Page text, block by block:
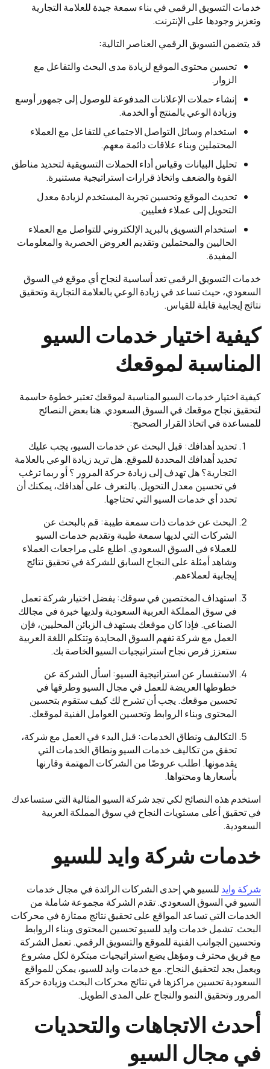
خدمات التسويق الرقمي في بناء سمعة جيدة للعلامة التجارية
وتعزيز وجودها على الإنترنت.
قد يتضمن التسويق الرقمي العناصر التالية:
تحسين محتوى الموقع لزيادة مدى البحث والتفاعل مع
الزوار.
إنشاء حملات الإعلانات المدفوعة للوصول إلى جمهور أوسع
وزيادة الوعي بالمنتج أو الخدمة.
استخدام وسائل التواصل الاجتماعي للتفاعل مع العملاء
المحتملين وبناء علاقات دائمة معهم.
تحليل البيانات وقياس أداء الحملات التسويقية لتحديد مناطق
القوة والضعف واتخاذ قرارات استراتيجية مستنيرة.
تحديث الموقع وتحسين تجربة المستخدم لزيادة معدل
التحويل إلى عملاء فعليين.
استخدام التسويق بالبريد الإلكتروني للتواصل مع العملاء
الحاليين والمحتملين وتقديم العروض الحصرية والمعلومات
المفيدة.
خدمات التسويق الرقمي تعد أساسية لنجاح أي موقع في السوق
السعودي، حيث تساعد في زيادة الوعي بالعلامة التجارية وتحقيق
نتائج إيجابية قابلة للقياس.
كيفية اختيار خدمات السيو
المناسبة لموقعك
كيفية اختيار خدمات السيو المناسبة لموقعك تعتبر خطوة حاسمة
لتحقيق نجاح موقعك في السوق السعودي. هنا بعض النصائح
للمساعدة في اتخاذ القرار الصحيح:
تحديد أهدافك: قبل البحث عن خدمات السيو، يجب عليك
تحديد أهدافك المحددة للموقع. هل تريد زيادة الوعي بالعلامة
التجارية؟ هل تهدف إلى زيادة حركة المرور ؟ أو ربما ترغب
في تحسين معدل التحويل. بالتعرف على أهدافك، يمكنك أن
تحدد أي خدمات السيو التي تحتاجها.
البحث عن خدمات ذات سمعة طيبة: قم بالبحث عن
الشركات التي لديها سمعة طيبة وتقديم خدمات السيو
للعملاء في السوق السعودي. اطلع على مراجعات العملاء
وشاهد أمثلة على النجاح السابق للشركة في تحقيق نتائج
إيجابية لعملاءهم.
استهداف المختصين في سوقك: يفضل اختيار شركة تعمل
في سوق المملكة العربية السعودية ولديها خبرة في مجالك
الصناعي. فإذا كان موقعك يستهدف الزبائن المحليين، فإن
العمل مع شركة تفهم السوق المحايدة وتتكلم اللغة العربية
ستعزز فرص نجاح استراتيجيات السيو الخاصة بك.
الاستفسار عن استراتيجية السيو: اسأل الشركة عن
خطوطها العريضة للعمل في مجال السيو وطرقها في
تحسين موقعك. يجب أن تشرح لك كيف ستقوم بتحسين
المحتوى وبناء الروابط وتحسين العوامل الفنية لموقعك.
التكاليف ونطاق الخدمات: قبل البدء في العمل مع شركة،
تحقق من تكاليف خدمات السيو ونطاق الخدمات التي
يقدمونها. اطلب عروضًا من الشركات المهتمة وقارنها
بأسعارها ومحتواها.
استخدم هذه النصائح لكي تجد شركة السيو المثالية التي ستساعدك
في تحقيق أعلى مستويات النجاح في سوق المملكة العربية
السعودية.
خدمات شركة وايد للسيو
شركة وايد للسيو هي إحدى الشركات الرائدة في مجال خدمات
السيو في السوق السعودي. تقدم الشركة مجموعة شاملة من
الخدمات التي تساعد المواقع على تحقيق نتائج ممتازة في محركات
البحث. تشمل خدمات وايد للسيو تحسين المحتوى وبناء الروابط
وتحسين الجوانب الفنية للموقع والتسويق الرقمي. تعمل الشركة
مع فريق محترف ومؤهل يضع استراتيجيات مبتكرة لكل مشروع
ويعمل بجد لتحقيق النجاح. مع خدمات وايد للسيو، يمكن للمواقع
السعودية تحسين مراكزها في نتائج محركات البحث وزيادة حركة
المرور وتحقيق النمو والنجاح على المدى الطويل.
أحدث الاتجاهات والتحديات
في مجال السيو